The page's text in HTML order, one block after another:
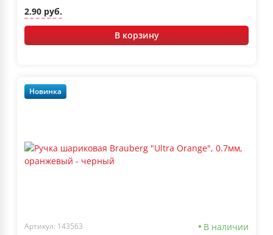
2.90 руб.
В корзину
Новинка
Артикул: 143563 В наличии